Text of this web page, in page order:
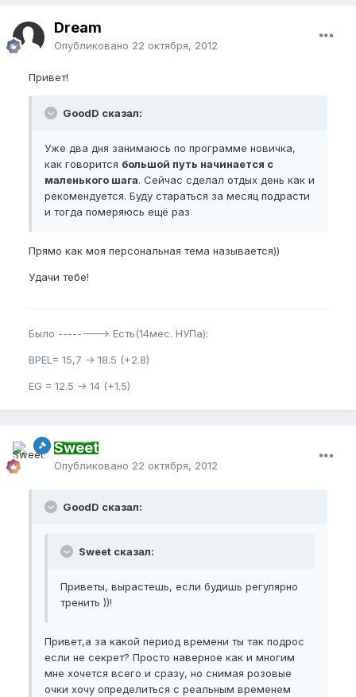
Dream
Опубликовано 22 октября, 2012
Привет!
GoodD сказал:
Уже два дня занимаюсь по программе новичка,
как говорится большой путь начинается с
маленького шага. Сейчас сделал отдых день как и
рекомендуется. Буду стараться за месяц подрасти
и тогда померяюсь ещё раз
Прямо как моя персональная тема называется))
Удачи тебе!
Было --------> Есть(14мес. НУПа):
BPEL= 15,7 -> 18.5 (+2.8)
EG = 12.5 -> 14 (+1.5)
Sweet
Опубликовано 22 октября, 2012
GoodD сказал:
Sweet сказал:
Приветы, вырастешь, если будишь регулярно
тренить ))!
Привет,а за какой период времени ты так подрос
если не секрет? Просто наверное как и многим
мне хочется всего и сразу, но снимая розовые
очки хочу определиться с реальным временем